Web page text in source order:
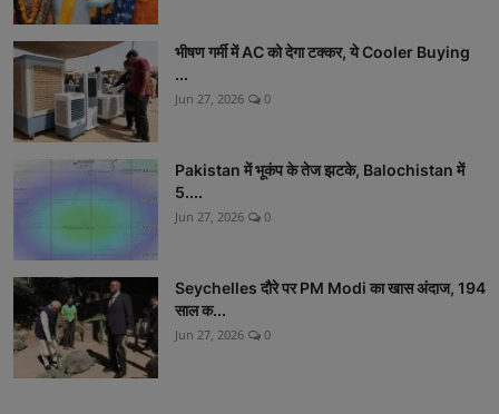
भीषण गर्मी में AC को देगा टक्कर, ये Cooler Buying
...
Jun 27, 2026 0
Pakistan में भूकंप के तेज झटके, Balochistan में
5....
Jun 27, 2026 0
Seychelles दौरे पर PM Modi का खास अंदाज, 194
साल क...
Jun 27, 2026 0